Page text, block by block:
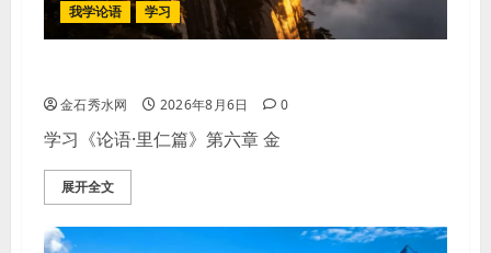
我学论语 学习
金石秀水网 2026年8月6日 0
学习《论语·里仁篇》第六章 金
展开全文